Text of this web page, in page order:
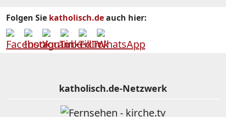
Folgen Sie katholisch.deauch hier:
katholisch.de-Netzwerk